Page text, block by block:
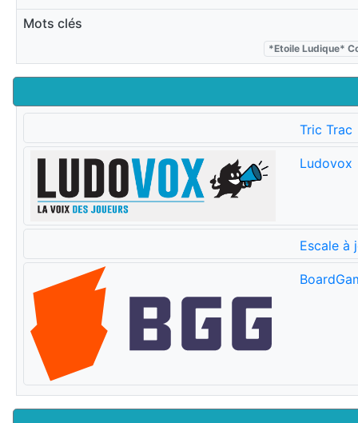
Mots clés
*Etoile Ludique*
Tric Trac
Ludovox
Escale à